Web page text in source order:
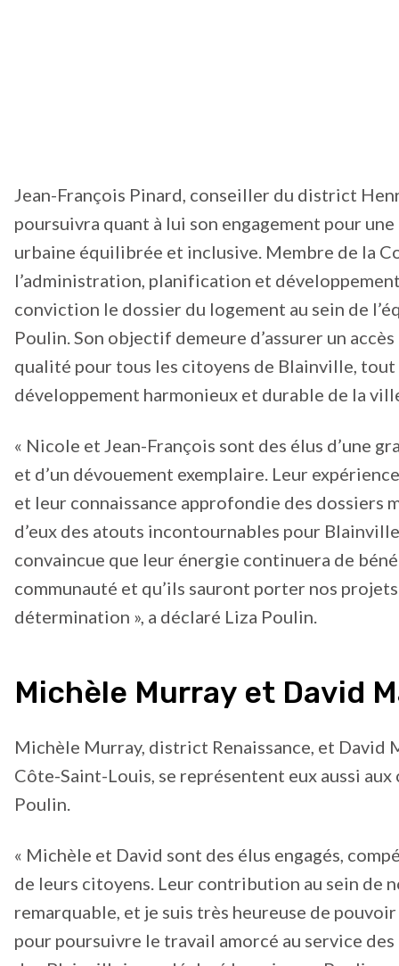
Jean-François Pinard, conseiller du district
poursuivra quant à lui son engagement pour
urbaine équilibrée et inclusive. Membre de la
l’administration, planification et
conviction le dossier du logement au sein de
Poulin. Son objectif demeure d’assurer un
qualité pour tous les citoyens de Blainville, tout
développement harmonieux et durable de la
« Nicole et Jean-François sont des élus d’une
et d’un dévouement exemplaire. Leur
et leur connaissance approfondie des dossiers
d’eux des atouts incontournables pour
convaincue que leur énergie continuera de
communauté et qu’ils sauront porter nos
détermination », a déclaré Liza Poulin.
Michèle Murray et David
Michèle Murray, district Renaissance, et David
Côte-Saint-Louis, se représentent eux aussi aux
Poulin.
« Michèle et David sont des élus engagés,
de leurs citoyens. Leur contribution au sein de
remarquable, et je suis très heureuse de
pour poursuivre le travail amorcé au service